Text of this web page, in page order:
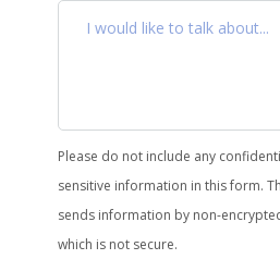
Please do not include any
sensitive information in this form.
sends information by non-
which is not secure.